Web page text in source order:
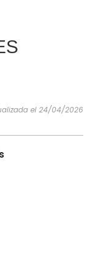
el 24/04/2026